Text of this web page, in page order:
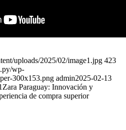
uploads/2025/02/image1.jpg 423
wp-
300x153.png admin2025-02-13
Zara Paraguay: Innovación y
de compra superior